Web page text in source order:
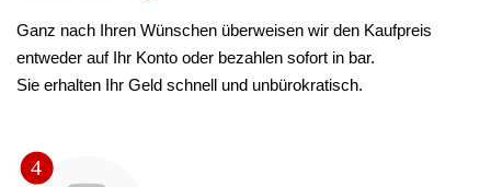
Ganz nach Ihren Wünschen überweisen wir den Kaufpreis
entweder auf Ihr Konto oder bezahlen sofort in bar.
Sie erhalten Ihr Geld schnell und unbürokratisch.